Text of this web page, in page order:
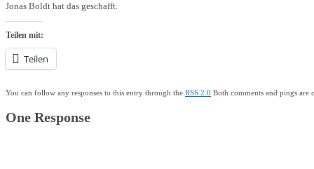
Jonas Boldt hat das geschafft.
Teilen mit:
Teilen
You can follow any responses to this entry through the RSS 2.0 Both comments and pings are
One Response